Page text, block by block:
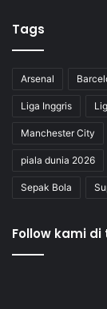
Tags
Arsenal
Liga Inggris
Manchester City
piala dunia 2026
Sepak Bola
Follow kami